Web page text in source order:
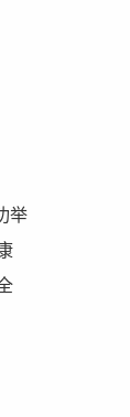
举